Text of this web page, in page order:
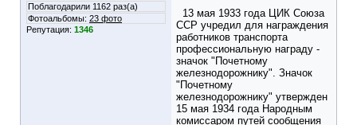
Поблагодарили 1162 раз(а)
Фотоальбомы: 23 фото
Репутация: 1346
13 мая 1933 года ЦИК Союза
ССР учредил для награждения
работников транспорта
профессиональную награду -
значок "Почетному
железнодорожнику". Значок
"Почетному
железнодорожнику" утвержден
15 мая 1934 года Народным
комиссаром путей сообщения